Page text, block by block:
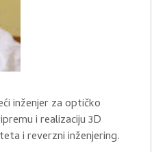
inženjer za optičko
i realizaciju 3D
i reverzni inženjering.